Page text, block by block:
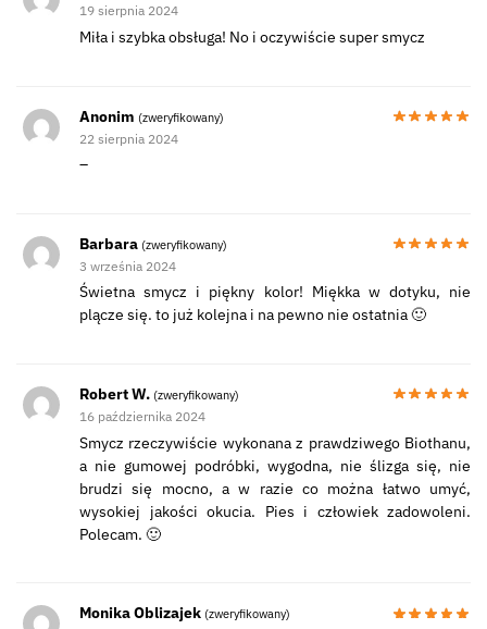
19 sierpnia 2024
Miła i szybka obsługa! No i oczywiście super smycz
Anonim (zweryfikowany)
22 sierpnia 2024
–
Barbara (zweryfikowany)
3 września 2024
Świetna smycz i piękny kolor! Miękka w dotyku, nie
plącze się. to już kolejna i na pewno nie ostatnia 🙂
Robert W. (zweryfikowany)
16 października 2024
Smycz rzeczywiście wykonana z prawdziwego Biothanu,
a nie gumowej podróbki, wygodna, nie ślizga się, nie
brudzi się mocno, a w razie co można łatwo umyć,
wysokiej jakości okucia. Pies i człowiek zadowoleni.
Polecam. 🙂
Monika Oblizajek (zweryfikowany)